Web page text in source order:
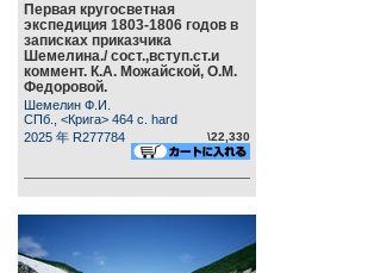
Первая кругосветная
экспедиция 1803-1806 годов в
записках приказчика
Шемелина./ сост.,вступ.ст.и
коммент. К.А. Можайской, О.М.
Федоровой.
Шемелин Ф.И.
СПб., <Крига> 464 c. hard
2025 年 R277784
\22,330